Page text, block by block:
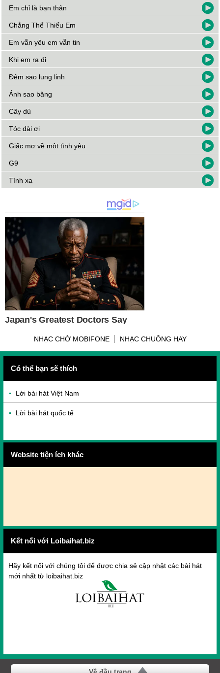
Em chỉ là bạn thân
Chẳng Thể Thiếu Em
Em vẫn yêu em vẫn tin
Khi em ra đi
Đêm sao lung linh
Ánh sao băng
Cây dù
Tóc dài ơi
Giấc mơ về một tình yêu
G9
Tình xa
NHẠC CHỜ MOBIFONE NHẠC CHUÔNG HAY
Có thể bạn sẽ thích
Lời bài hát Việt Nam
Lời bài hát quốc tế
Website tiện ích khác
Kết nối với Loibaihat.biz
Hãy kết nối với chúng tôi để được chia sẻ cập nhật các bài hát
mới nhất từ loibaihat.biz